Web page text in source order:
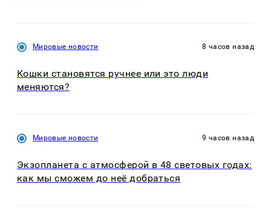
Мировые новости 8 часов назад
Кошки становятся ручнее или это люди
меняются?
Мировые новости 9 часов назад
Экзопланета с атмосферой в 48 световых годах:
как мы сможем до неё добраться